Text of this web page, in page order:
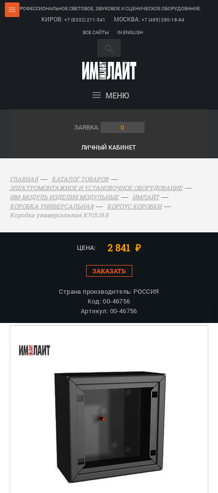
ПРОФЕССИОНАЛЬНОЕ СВЕТОВОЕ, ЗВУКОВОЕ И СЦЕНИЧЕСКОЕ ОБОРУДОВАНИЕ.
КИРОВ: +7 (8332) 211-541 МОСКВА: +7 (495) 260-18-64
ВСЕ САЙТЫ
IN ENGLISH
МЕНЮ
ЗАЯВКА: 0
ЛИЧНЫЙ КАБИНЕТ
ГЛАВНАЯ
КАТАЛОГ ТОВАРОВ
ЭЛЕКТРОМОНТАЖНОЕ И УСТАНОВОЧНОЕ ОБОРУДОВАНИЕ
ИМ-МОДУЛЬ ИЗДЕЛИЯ МОДУЛЬНЫЕ
ИМЛАЙТ
КОРОБКА УНИВЕРСАЛЬНАЯ
КОРПУС КОРОБКИ
Коробка универсальная КУ15.15.8
ЦЕНА: 2 841 ₽
ЗАКАЗАТЬ
Страна производитель: РОССИЯ
Код: 00-46756
Артикул: 00-46756